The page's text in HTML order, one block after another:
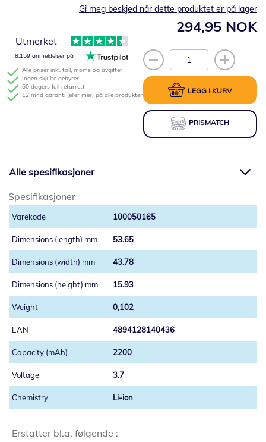
294,95 NOK
Gi meg beskjed når dette produktet er på lager
LEGG I KURV
PRISMATCH
Alle priser inkl. toll, moms og avgifter
Ingen skjulte gebyrer
60 dagers full returrett
12 mnd garanti (eller mer) på alle produkter
Utmerket
8,159 anmeldelser på
Alle spesifikasjoner
Spesifikasjoner
100050165
53.65
43.78
15.93
0,102
4894128140436
2200
3.7
Li-ion
Erstatter bl.a. følgende :